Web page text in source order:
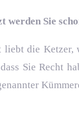
Sie
liebt die
Sie Recht